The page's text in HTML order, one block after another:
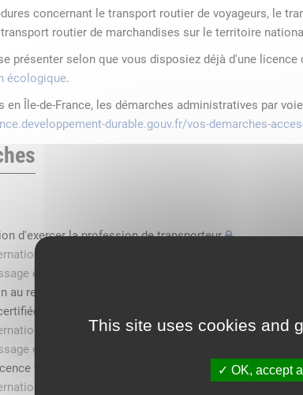
This site uses cookies and
OK, accept all
concernant le transport routier de voyageurs, le
routier de marchandises sur le territoire
présenter selon que vous disposiez déjà d'une
écologique.
en Île-de-France, les démarches administratives par
durable.gouv.fr/vos-demarches-
d'exercer la profession de transporteur
de marchandises dans l'espace économique
en page d'accueil.
au registre des commissionnaires de transport
conformes
de marchandises dans l'espace économique
en page d'accueil.
transport routier
de marchandises dans l'espace économique